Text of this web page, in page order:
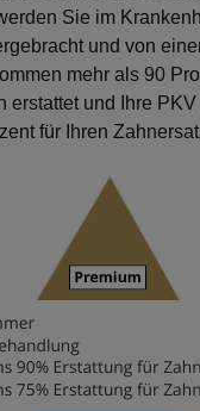
Sie im
und von
mehr als 90
erstattet und Ihre
für Ihren